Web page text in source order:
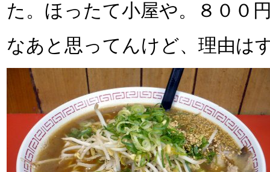
た。ほったて小屋や。８００
なあと思ってんけど、理由は